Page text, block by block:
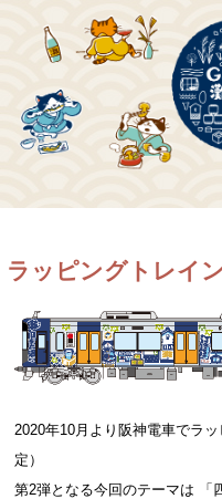
ラッピングトレイン
2020年10月より阪神電車でラ
定）
第2弾となる今回のテーマは 「